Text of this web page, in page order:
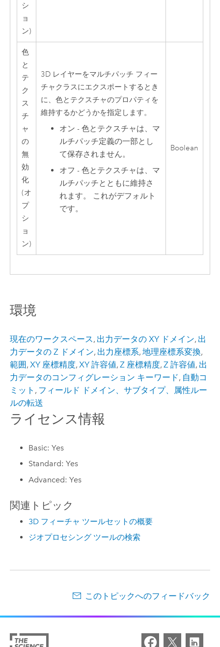
シ
ョ
ン)
色
と
テ
ク
ス
チ
ャ
の
無
効
化
(オ
プ
シ
ョ
ン)
3D レイヤーをマルチパッチ フィー
チャクラスにエクスポートするとき
に、色とテクスチャのプロパティを
維持するかどうかを指定します。
オン - 色とテクスチャは、マ
ルチパッチ定義の一部とし
て保存されません。
オフ - 色とテクスチャは、マ
ルチパッチとともに維持さ
れます。 これがデフォルト
です。
Boolean
環境
現在のワークスペース, 出力データの XY ドメイン, 出
力データの Z ドメイン, 出力座標系, 地理座標系変換,
範囲 , XY 座標精度, XY 許容値, Z 座標精度, Z 許容値, 出
力データのコンフィグレーション キーワード, 自動コ
ミット , フィールド ドメイン、サブタイプ、属性ルー
ルの転送
ライセンス情報
Basic: Yes
Standard: Yes
Advanced: Yes
関連トピック
3D フィーチャ ツールセットの概要
ジオプロセシング ツールの検索
このトピックへのフィードバック